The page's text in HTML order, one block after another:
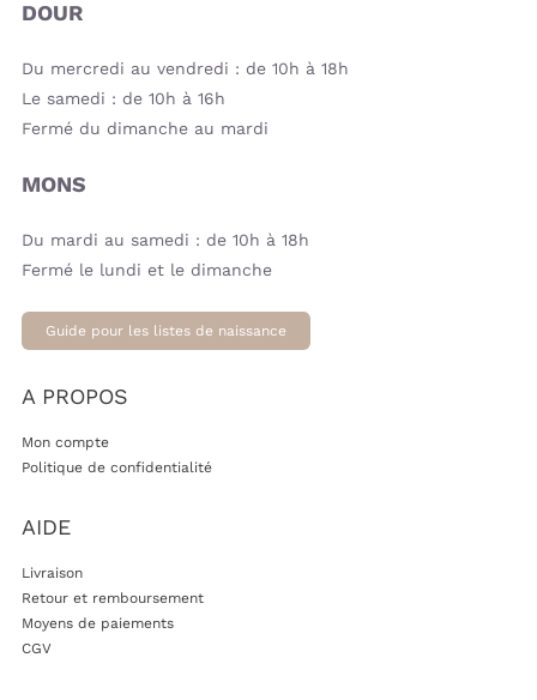
DOUR
Du mercredi au vendredi : de 10h à 18h
Le samedi : de 10h à 16h
Fermé du dimanche au mardi
MONS
Du mardi au samedi : de 10h à 18h
Fermé le lundi et le dimanche
Guide pour les listes de naissance
A PROPOS
Mon compte
Politique de confidentialité
AIDE
Livraison
Retour et remboursement
Moyens de paiements
CGV